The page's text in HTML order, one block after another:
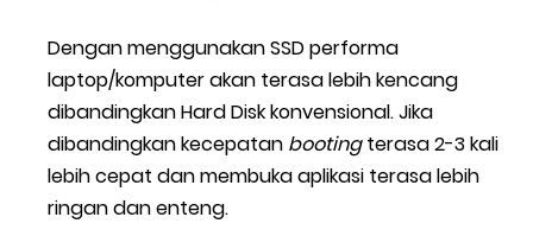
Dengan menggunakan SSD performa
laptop/komputer akan terasa lebih kencang
dibandingkan Hard Disk konvensional. Jika
dibandingkan kecepatan bootingterasa 2-3 kali
lebih cepat dan membuka aplikasi terasa lebih
ringan dan enteng.